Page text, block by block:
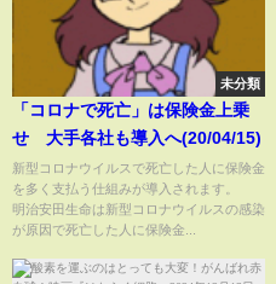
未分類
「コロナで死亡」は保険金上乗
せ 大手各社も導入へ(20/04/15)
新型コロナウイルスで死亡した人に保険金
を多く支払う仕組みが導入されます。
明治安田生命は新型コロナウイルスの感染
が原因で死亡した人に保険金...